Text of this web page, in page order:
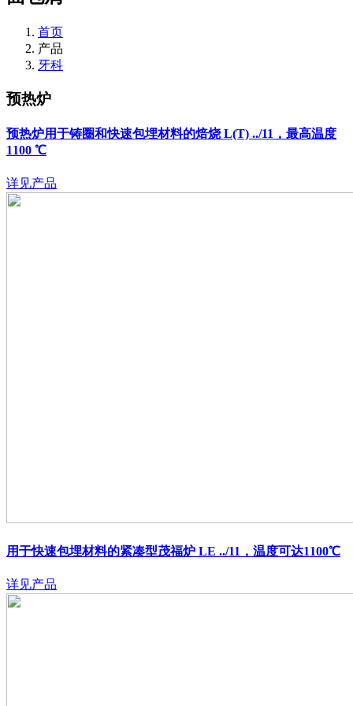
首页
产品
牙科
预热炉
预热炉用于铸圈和快速包埋材料的焙烧 L(T) ../11，最高温度
1100 ℃
详见产品
用于快速包埋材料的紧凑型茂福炉 LE ../11，温度可达1100℃
详见产品